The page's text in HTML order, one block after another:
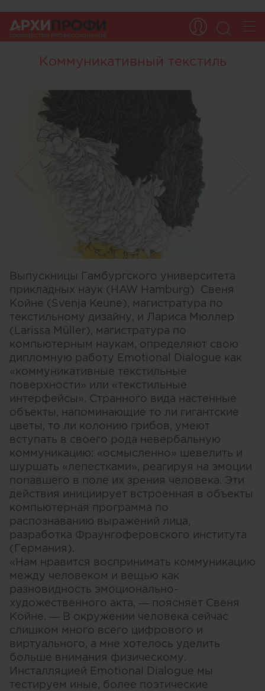
Коммуникативный текстиль
Выпускницы Гамбургского университета
прикладных наук (HAW Hamburg) Свеня
Койне (Svenja Keune), магистратура по
текстильному дизайну, и Лариса Мюллер
(Larissa Müller), магистратура по
компьютерным наукам, определяют свою
дипломную работу Emotional Dialogue как
«коммуникативные текстильные
поверхности» или «текстильные
интерфейсы». Странного вида настенные
объекты, напоминающие то ли гигантские
цветы, то ли колонию грибов, умеют
вступать в своего рода невербальную
коммуникацию: «осмысленно» шевелить и
шуршать «лепестками», реагируя на эмоции
попавшего в поле их зрения человека. Эти
действия инициирует встроенная в объекты
компьютерная программа по
распознаванию выражений лица,
разработка Фраунгоферовского института
(Германия).
«Нам нравится воспринимать коммуникацию
между человеком и вещью как
разновидность эмоционально-
художественного акта, — поясняет Свеня
Койне. — В окружении человека сейчас
слишком много всего цифрового и
виртуального, а мне хотелось уделить
больше внимания физическому.
Инсталляцией Emotional Dialogue мы
тестируем иные, более поэтические